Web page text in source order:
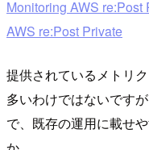
Monitoring AWS
AWS re:Post Private
提供されているメトリ
多いわけではないです
で、既存の運用に載せ